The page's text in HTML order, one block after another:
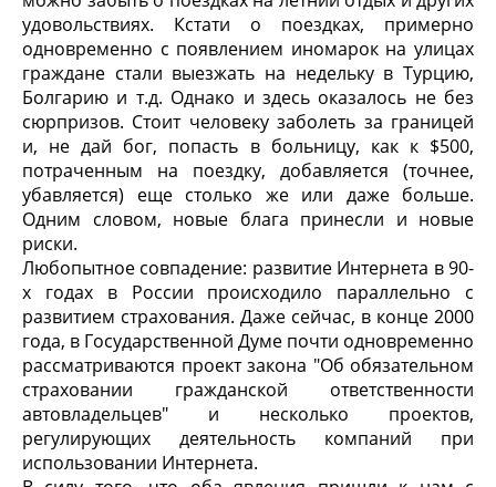
удовольствиях. Кстати о поездках, примерно
одновременно с появлением иномарок на улицах
граждане стали выезжать на недельку в Турцию,
Болгарию и т.д. Однако и здесь оказалось не без
сюрпризов. Стоит человеку заболеть за границей
и, не дай бог, попасть в больницу, как к $500,
потраченным на поездку, добавляется (точнее,
убавляется) еще столько же или даже больше.
Одним словом, новые блага принесли и новые
риски.
Любопытное совпадение: развитие Интернета в 90-
х годах в России происходило параллельно с
развитием страхования. Даже сейчас, в конце 2000
года, в Государственной Думе почти одновременно
рассматриваются проект закона "Об обязательном
страховании гражданской ответственности
автовладельцев" и несколько проектов,
регулирующих деятельность компаний при
использовании Интернета.